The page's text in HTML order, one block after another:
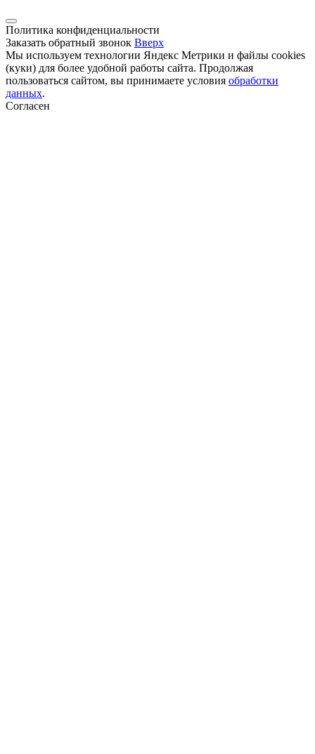
Политика конфиденциальности
Заказать обратный звонок Вверх
Мы используем технологии Яндекс Метрики и файлы cookies
(куки) для более удобной работы сайта. Продолжая
пользоваться сайтом, вы принимаете условия обработки
данных.
Согласен